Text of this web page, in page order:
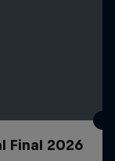
Final 2026